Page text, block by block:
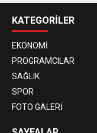
KATEGORİLER
EKONOMİ
PROGRAMCILAR
SAĞLIK
SPOR
FOTO GALERİ